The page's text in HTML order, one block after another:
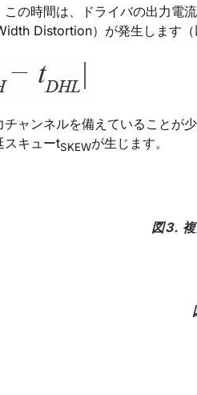
の時間は、ドライバの出力電
Distortion）が発生します（
ャンネルを備えていることが
スキューtSKEWが生じます。
図3.